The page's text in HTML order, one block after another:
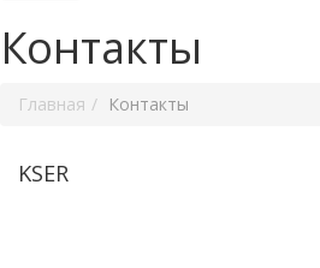
Контакты
Главная Контакты
KSER